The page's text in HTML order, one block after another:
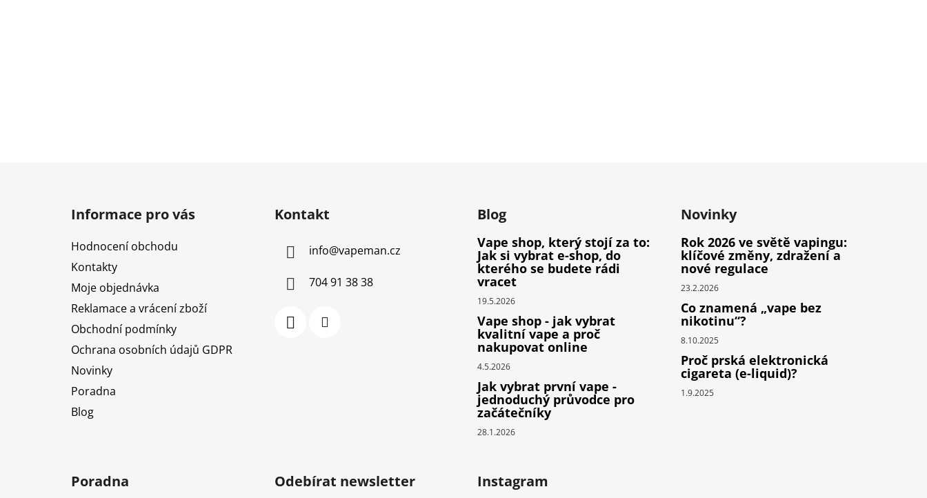
Informace pro vás
Hodnocení obchodu
Kontakty
Moje objednávka
Reklamace a vrácení zboží
Obchodní podmínky
Ochrana osobních údajů GDPR
Novinky
Poradna
Blog
Kontakt
info@vapeman.cz
704 91 38 38
Blog
Vape shop, který stojí za to:
Jak si vybrat e-shop, do
kterého se budete rádi
vracet
19.5.2026
Vape shop - jak vybrat
kvalitní vape a proč
nakupovat online
4.5.2026
Jak vybrat první vape -
jednoduchý průvodce pro
začátečníky
28.1.2026
Novinky
Rok 2026 ve světě vapingu:
klíčové změny, zdražení a
nové regulace
23.2.2026
Co znamená „vape bez
nikotinu“?
8.10.2025
Proč prská elektronická
cigareta (e-liquid)?
1.9.2025
Poradna Odebírat newsletter Instagram